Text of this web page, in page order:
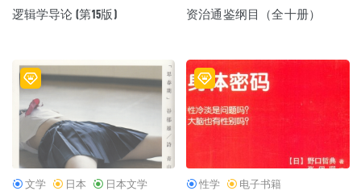
逻辑学导论 (第15版) 资治通鉴纲目（全十册）
文学 日本 日本文学 性学 电子书籍